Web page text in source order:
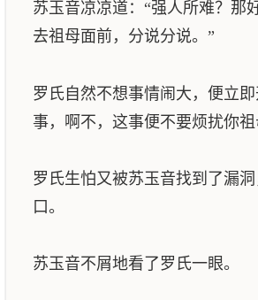
苏玉音凉凉道：“强人所难？那
去祖母面前，分说分说。”
罗氏自然不想事情闹大，便立
事，啊不，这事便不要烦扰你祖
罗氏生怕又被苏玉音找到了漏
口。
苏玉音不屑地看了罗氏一眼。